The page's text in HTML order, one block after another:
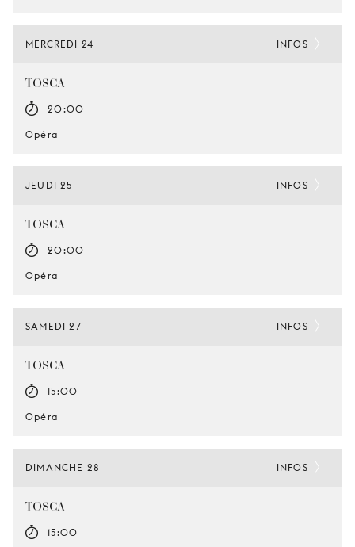
MERCREDI 24
TOSCA
20:00
Opéra
INFOS
JEUDI 25
TOSCA
20:00
Opéra
INFOS
SAMEDI 27
TOSCA
15:00
Opéra
INFOS
DIMANCHE 28
TOSCA
15:00
INFOS